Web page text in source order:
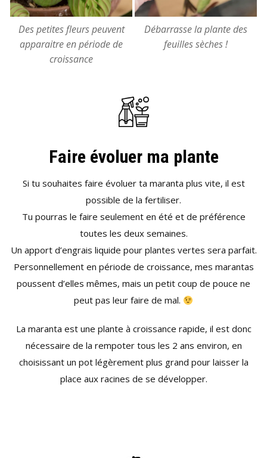
Des petites fleurs peuvent
apparaitre en période de
croissance
Débarrasse la plante des
feuilles sèches !
Faire évoluer ma plante
Si tu souhaites faire évoluer ta maranta plus vite, il est
possible de la fertiliser.
Tu pourras le faire seulement en été et de préférence
toutes les deux semaines.
Un apport d’engrais liquide pour plantes vertes sera parfait.
Personnellement en période de croissance, mes marantas
poussent d’elles mêmes, mais un petit coup de pouce ne
peut pas leur faire de mal.
La maranta est une plante à croissance rapide, il est donc
nécessaire de la rempoter tous les 2 ans environ, en
choisissant un pot légèrement plus grand pour laisser la
place aux racines de se développer.